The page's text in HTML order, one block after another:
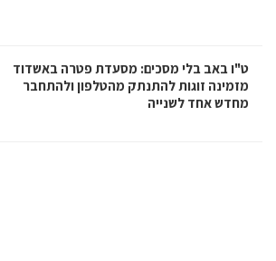
ט"ו באב בלי מסכים: מסעדת פטרה באשדוד
מזמינה זוגות להתנתק מהטלפון ולהתחבר
מחדש אחד לשנייה